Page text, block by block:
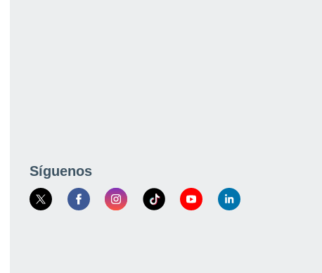
Síguenos